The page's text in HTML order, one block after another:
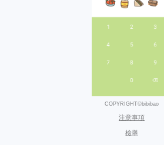
COPYRIGHT©bibibao
注意事項
檢舉